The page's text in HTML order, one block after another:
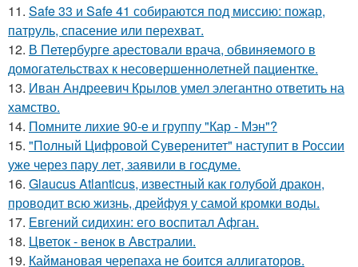
11. Safe 33 и Safe 41 собираются под миссию: пожар,
патруль, спасение или перехват.
12. В Петербурге арестовали врача, обвиняемого в
домогательствах к несовершеннолетней пациентке.
13. Иван Андреевич Крылов умел элегантно ответить на
хамство.
14. Помните лихие 90-е и группу "Кар - Мэн"?
15. "Полный Цифровой Суверенитет" наступит в России
уже через пару лет, заявили в госдуме.
16. Glaucus Atlanticus, известный как голубой дракон,
проводит всю жизнь, дрейфуя у самой кромки воды.
17. Евгений сидихин: его воспитал Афган.
18. Цветок - венок в Австралии.
19. Каймановая черепаха не боится аллигаторов.